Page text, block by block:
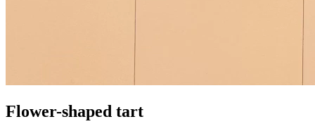
Flower-shaped tart